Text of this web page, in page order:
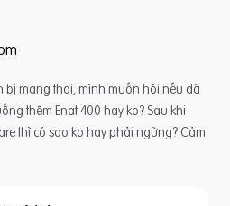
mang thai, mình muốn hỏi nếu đã
thêm Enat 400 hay ko? Sau khi
thì có sao ko hay phải ngừng? Cảm